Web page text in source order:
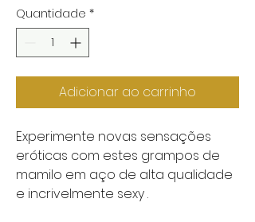
Quantidade *
Adicionar ao carrinho
Experimente novas sensações
eróticas com estes grampos de
mamilo em aço de alta qualidade
e incrivelmente sexy .